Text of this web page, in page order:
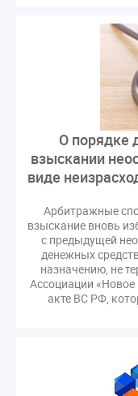
О порядке
взыскании
виде
Арбитражные
взыскание вновь
с предыдущей
денежных
назначению, не
Ассоциации «Новое
акте ВС РФ,